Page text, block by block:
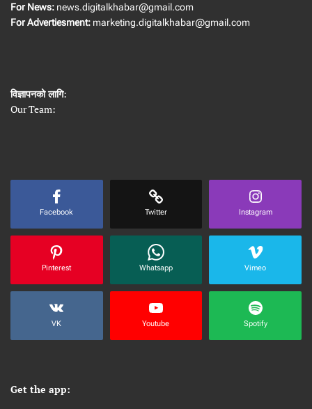
For News: news.digitalkhabar@gmail.com
For Advertiesment: marketing.digitalkhabar@gmail.com
विज्ञापनको लागि:
Our Team:
Facebook Twitter Instagram
Pinterest Whatsapp Vimeo
VK Youtube Spotify
Get the app: